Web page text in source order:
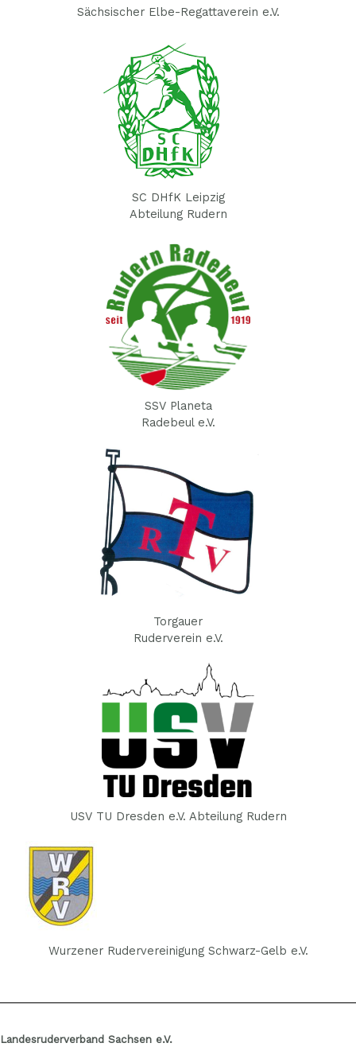
Sächsischer Elbe-Regattaverein e.V.
SC DHfK Leipzig
Abteilung Rudern
SSV Planeta
Radebeul e.V.
Torgauer
Ruderverein e.V.
USV TU Dresden e.V. Abteilung Rudern
Wurzener Rudervereinigung Schwarz-Gelb e.V.
Landesruderverband Sachsen e.V.